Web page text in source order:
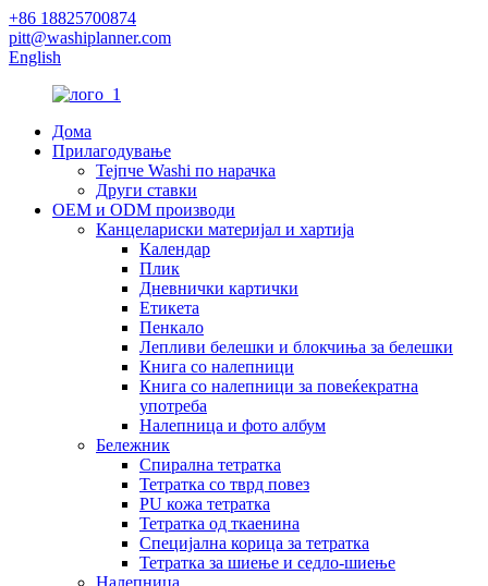
+86 18825700874
pitt@washiplanner.com
English
Дома
Прилагодување
Тејпче Washi по нарачка
Други ставки
OEM и ODM производи
Канцелариски материјал и хартија
Календар
Плик
Дневнички картички
Етикета
Пенкало
Лепливи белешки и блокчиња за белешки
Книга со налепници
Книга со налепници за повеќекратна
употреба
Налепница и фото албум
Бележник
Спирална тетратка
Тетратка со тврд повез
PU кожа тетратка
Тетратка од ткаенина
Специјална корица за тетратка
Тетратка за шиење и седло-шиење
Налепница